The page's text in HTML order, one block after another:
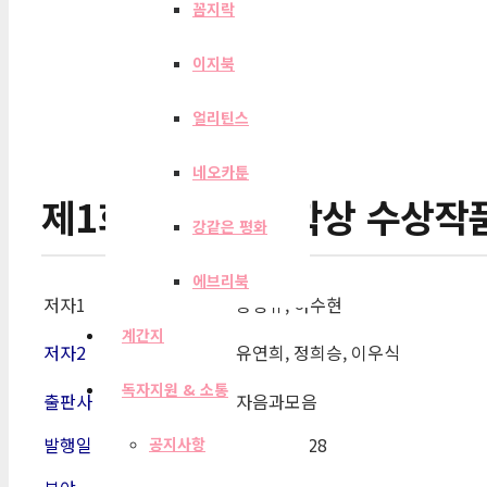
꼼지락
이지북
얼리틴스
네오카툰
강같은 평화
에브리북
계간지
독자지원 & 소통
공지사항
제1회 김만중 문학상 수상작
저자1
공광규, 하수현
저자2
유연희, 정희승, 이우식
출판사
자음과모음
발행일
2011-02-28